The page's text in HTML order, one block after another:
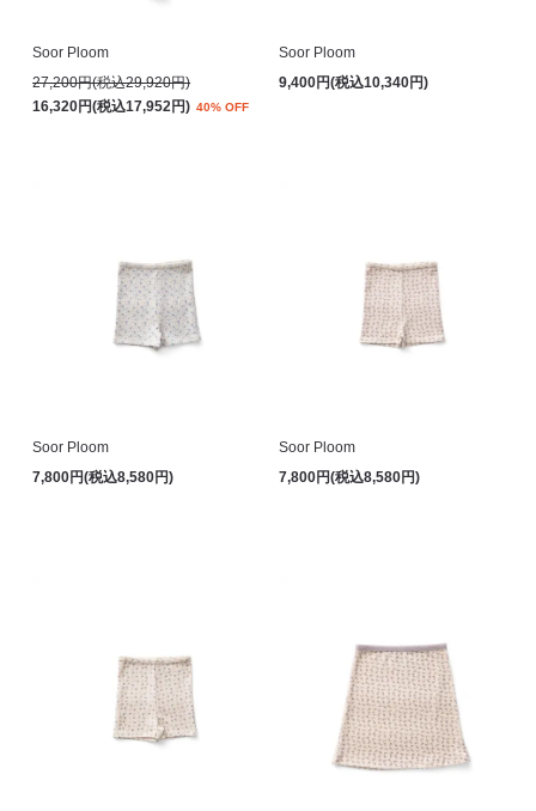
Soor Ploom
27,200円(税込29,920円)
16,320円(税込17,952円) 40% OFF
Soor Ploom
9,400円(税込10,340円)
Soor Ploom
7,800円(税込8,580円)
Soor Ploom
7,800円(税込8,580円)